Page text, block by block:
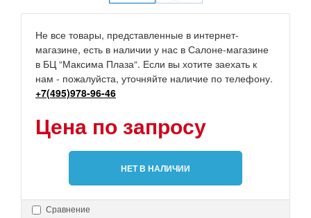
Не все товары, представленные в интернет-
магазине, есть в наличии у нас в Салоне-магазине
в БЦ “Максима Плаза“. Если вы хотите заехать к
нам - пожалуйста, уточняйте наличие по телефону.
+7(495)978-96-46
Цена по запросу
НЕТ В НАЛИЧИИ
Сравнение